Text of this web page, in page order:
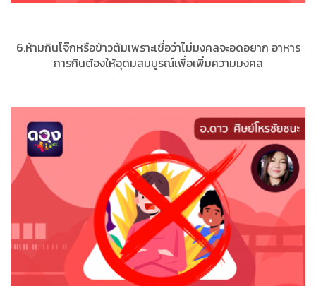
6.ห้ามกินโจ๊กหรือข้าวต้มเพราะเชื่อว่าไม่มงคลจะอดอยาก อาหาร
การกินต้องให้อุดมสมบูรณ์เพื่อเพิ่มความมงคล